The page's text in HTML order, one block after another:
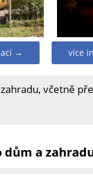
→ více
včetně
a